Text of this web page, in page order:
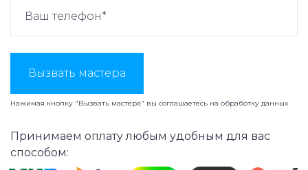
Вызвать мастера
Нажимая кнопку "Вызвать мастера" вы соглашаетесь на обработку данных
Принимаем оплату любым удобным для вас
способом: